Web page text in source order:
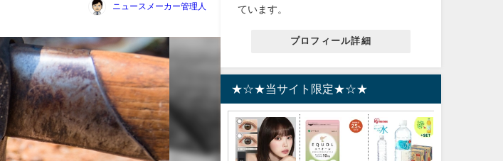
ニュースメーカー管理人
ています。
プロフィール詳細
★☆★当サイト限定★☆★